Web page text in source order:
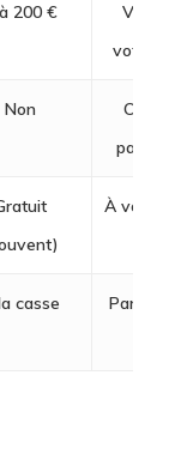
200 €
votre
Non
Oui
À votre
casse Par